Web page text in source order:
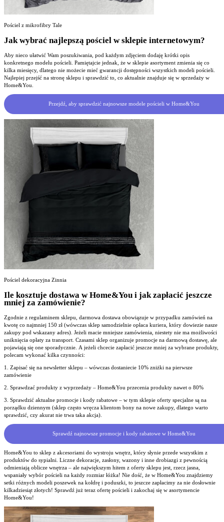
Pościel z mikrofibry Tale
Jak wybrać najlepszą pościel w sklepie internetowym?
Aby nieco ułatwić Wam poszukiwania, pod każdym zdjęciem dodaję krótki opis
konkretnego modelu pościeli. Pamiętajcie jednak, że w sklepie asortyment zmienia się co
kilka miesięcy, dlatego nie możecie mieć gwarancji dostępności wszystkich modeli pościeli.
Najlepiej przejść na stronę sklepu i sprawdzić to, co aktualnie znajduje się w sprzedaży w
Home&You.
Przejdź, aby sprawdzić najnowsze modele pościeli w Home&You
Pościel dekoracyjna Zinnia
Ile kosztuje dostawa w Home&You i jak zapłacić jeszcze
mniej za zamówienie?
Zgodnie z regulaminem sklepu, darmowa dostawa obowiązuje w przypadku zamówień na
kwotę co najmniej 150 zł (wówczas sklep samodzielnie opłaca kuriera, który dowiezie nasze
zakupy pod wskazany adres). Jeżeli macie mniejsze zamówienia, niestety nie ma możliwości
uniknięcia opłaty za transport. Czasami sklep organizuje promocje na darmową dostawę, ale
pojawiają się one sporadycznie. A jeżeli chcecie zapłacić jeszcze mniej za wybrane produkty,
polecam wykonać kilka czynności:
1. Zapisać się na newsletter sklepu – wówczas dostaniecie 10% zniżki na pierwsze
zamówienie
2. Sprawdzać produkty z wyprzedaży – Home&You przecenia produkty nawet o 80%
3. Sprawdzić aktualne promocje i kody rabatowe – w tym sklepie oferty specjalne są na
porządku dziennym (sklep często wręcza klientom bony na nowe zakupy, dlatego warto
sprawdzić, czy akurat nie trwa taka akcja).
Sprawdź najnowsze promocje i kody rabatowe w Home&You
Home&You to sklep z akcesoriami do wystroju wnętrz, który słynie przede wszystkim z
produktów do sypialni. Liczne dekoracje, zasłony, wazony i inne drobiazgi z pewnością
odmieniają oblicze wnętrza – ale największym hitem z oferty sklepu jest, rzecz jasna,
wspaniały wybór pościeli na każdy rozmiar łóżka! Nie dość, że w Home&You znajdziemy
setki różnych modeli poszewek na kołdrę i poduszki, to jeszcze zapłacimy za nie dosłownie
kilkadziesiąt złotych! Sprawdź już teraz ofertę pościeli i zakochaj się w asortymencie
Home&You!